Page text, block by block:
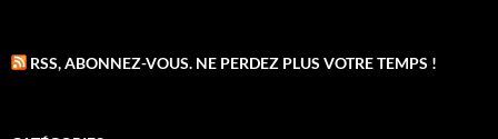
RSS, ABONNEZ-VOUS. NE PERDEZ PLUS VOTRE TEMPS !